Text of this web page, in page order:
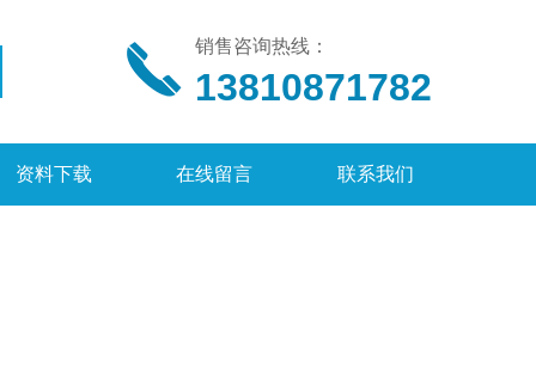
销售咨询热线：
13810871782
资料下载 在线留言 联系我们